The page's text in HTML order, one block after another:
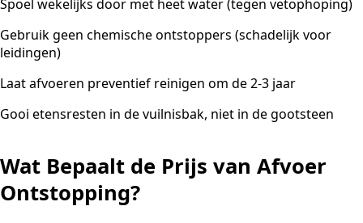
Spoel wekelijks door met heet water (tegen vetophoping)
Gebruik geen chemische ontstoppers (schadelijk voor
leidingen)
Laat afvoeren preventief reinigen om de 2-3 jaar
Gooi etensresten in de vuilnisbak, niet in de gootsteen
Wat Bepaalt de Prijs van Afvoer
Ontstopping?